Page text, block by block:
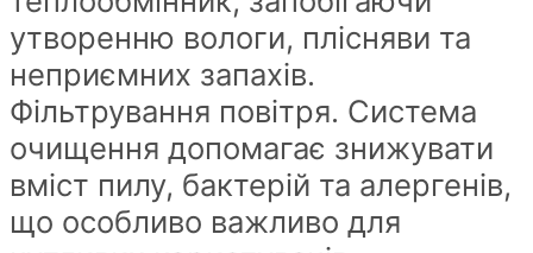
утворенню вологи, плісняви та
неприємних запахів.
Фільтрування повітря. Система
очищення допомагає знижувати
вміст пилу, бактерій та алергенів,
що особливо важливо для